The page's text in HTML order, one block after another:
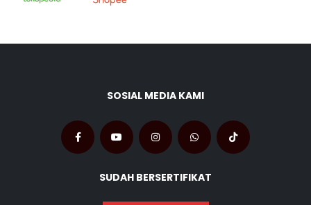
SOSIAL MEDIA KAMI
SUDAH BERSERTIFIKAT